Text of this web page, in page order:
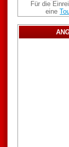
Für die
eine